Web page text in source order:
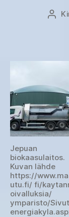
Jepuan
biokaasulaitos.
Kuvan lähde
https://
utu.fi/ fi/
oivalluksia/
ymparisto/